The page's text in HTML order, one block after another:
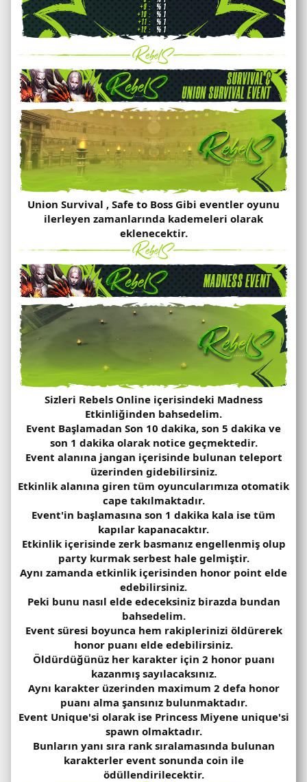
Union Survival , Safe to Boss Gibi eventler oyunu
ilerleyen zamanlarında kademeleri olarak
eklenecektir.
Sizleri Rebels Online içerisindeki Madness
Etkinliğinden bahsedelim.
Event Başlamadan Son 10 dakika, son 5 dakika ve
son 1 dakika olaraknotice geçmektedir.
Event alanına jangan içerisinde bulunan teleport
üzerinden gidebilirsiniz.
Etkinlik alanına giren tüm oyuncularımıza otomatik
cape takılmaktadır.
Event'in başlamasına son 1 dakika kala ise tüm
kapılar kapanacaktır.
Etkinlik içerisinde zerk basmanız engellenmiş olup
party kurmak serbest hale gelmiştir.
Aynı zamanda etkinlik içerisinden honor point elde
edebilirsiniz.
Peki bunu nasıl elde edeceksiniz birazda bundan
bahsedelim.
Event süresi boyunca hem rakiplerinizi öldürerek
honor puanı elde edebilirsiniz.
Öldürdüğünüz her karakter için 2 honor puanı
kazanmış sayılacaksınız.
Aynı karakter üzerinden maximum 2 defa honor
puanı alma şansınız bulunmaktadır.
Event Unique'si olarak ise Princess Miyene unique'si
spawn olmaktadır.
Bunların yanı sıra rank sıralamasında bulunan
karakterler event sonunda coin ile
ödüllendirilecektir.